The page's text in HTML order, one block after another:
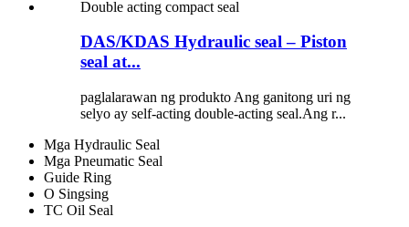
DAS/KDAS Hydraulic seal – Piston
seal at...
paglalarawan ng produkto Ang ganitong uri ng
selyo ay self-acting double-acting seal.Ang r...
Mga Hydraulic Seal
Mga Pneumatic Seal
Guide Ring
O Singsing
TC Oil Seal